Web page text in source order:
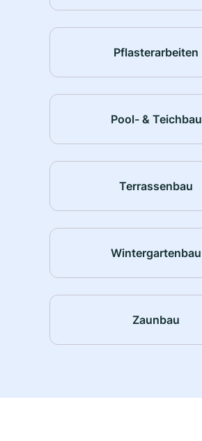
Pflasterarbeiten
Pool- & Teichbau
Terrassenbau
Wintergartenbau
Zaunbau